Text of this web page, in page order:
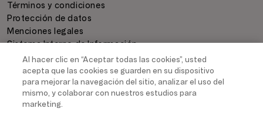
Términos y condiciones
Protección de datos
Menciones legales
Sistema Interno de Información
Configuración de cookies
FORMAS DE PAGO
Al hacer clic en “Aceptar todas las cookies”, usted
acepta que las cookies se guarden en su dispositivo
para mejorar la navegación del sitio, analizar el uso del
mismo, y colaborar con nuestros estudios para
marketing.